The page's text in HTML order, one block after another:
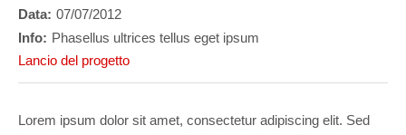
Data: 07/07/2012
Info: Phasellus ultrices tellus eget ipsum
Lancio del progetto
Lorem ipsum dolor sit amet, consectetur adipiscing elit. Sed